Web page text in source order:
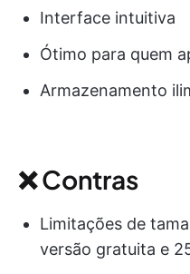
Interface intuitiva
Ótimo para quem
Armazenamento
❌ Contras
Limitações de
versão gratuita e